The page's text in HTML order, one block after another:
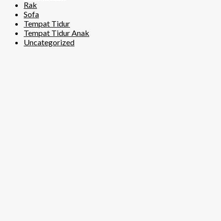
Rak
Sofa
Tempat Tidur
Tempat Tidur Anak
Uncategorized